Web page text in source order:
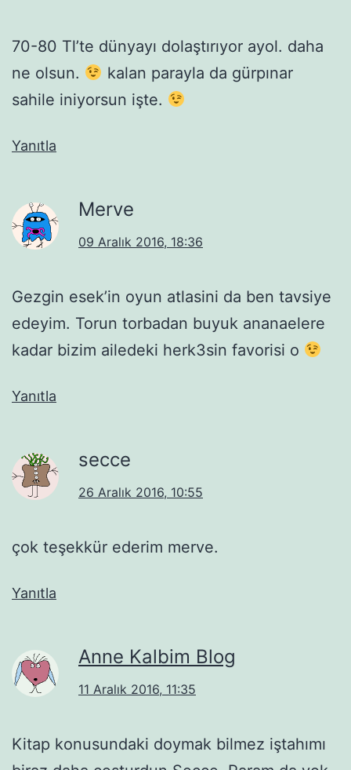
70-80 Tl’te dünyayı dolaştırıyor ayol. daha
ne olsun.
kalan parayla da gürpınar
sahile iniyorsun işte.
Yanıtla
Merve
09 Aralık 2016, 18:36
Gezgin esek’in oyun atlasini da ben tavsiye
edeyim. Torun torbadan buyuk ananaelere
kadar bizim ailedeki herk3sin favorisi o
Yanıtla
secce
26 Aralık 2016, 10:55
çok teşekkür ederim merve.
Yanıtla
Anne Kalbim Blog
11 Aralık 2016, 11:35
Kitap konusundaki doymak bilmez iştahımı